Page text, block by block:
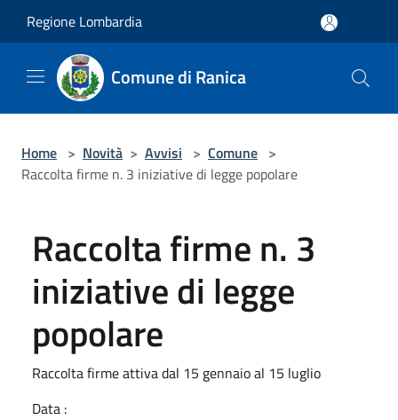
Regione Lombardia
Comune di Ranica
Home > Novità > Avvisi > Comune >
Raccolta firme n. 3 iniziative di legge popolare
Raccolta firme n. 3
iniziative di legge
popolare
Raccolta firme attiva dal 15 gennaio al 15 luglio
Data :